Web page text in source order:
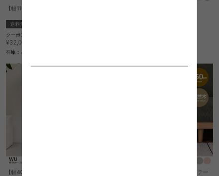
【幅110cm】Amelie ソファベッド
送料無料
クーポン利用で
¥32,020→
在庫：△
【幅40cm】WU サイドテーブル
【幅50cm】Nuttet ラウンドサイドテー